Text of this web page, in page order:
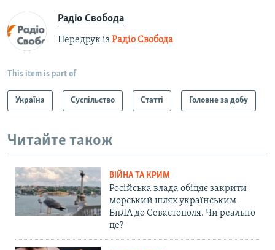
Радіо Свобода
Передрук із Радіо Свобода
This item is part of
Україна Суспільство Статті Головне за добу
Читайте також
ВІЙНА ТА КРИМ
Російська влада обіцяє закрити
морський шлях українським
БпЛА до Севастополя. Чи реально
це?